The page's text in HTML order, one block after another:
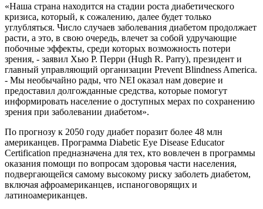
«Наша страна находится на стадии роста диабетического
кризиса, который, к сожалению, далее будет только
углубляться. Число случаев заболевания диабетом продолжает
расти, а это, в свою очередь, влечет за собой удручающие
побочные эффекты, среди которых возможность потери
зрения, - заявил Хью Р. Перри (Hugh R. Parry), президент и
главный управляющий организации Prevent Blindness America.
- Мы необычайно рады, что NEI оказал нам доверие и
предоставил долгожданные средства, которые помогут
информировать население о доступных мерах по сохранению
зрения при заболевании диабетом».
По прогнозу к 2050 году диабет поразит более 48 млн
американцев. Программа Diabetic Eye Disease Educator
Certification предназначена для тех, кто вовлечен в программы
оказания помощи по вопросам здоровья части населения,
подвергающейся самому высокому риску заболеть диабетом,
включая афроамериканцев, испаноговорящих и
латиноамериканцев.